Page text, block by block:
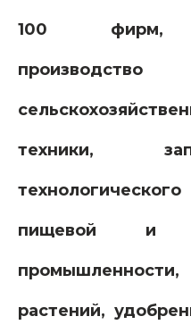
100 фирм,
техники,
пищевой и
растений,